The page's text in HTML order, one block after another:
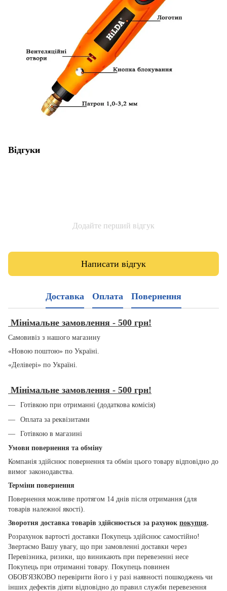
Відгуки
Додайте перший відгук
Написати відгук
Доставка Оплата Повернення
Мінімальне замовлення - 500 грн!
Самовивіз з нашого магазину
«Новою поштою» по Україні.
«Делівері» по Україні.
Мінімальне замовлення - 500 грн!
Готівкою при отриманні (додаткова комісія)
Оплата за реквізитами
Готівкою в магазині
Умови повернення та обміну
Компанія здійснює повернення та обмін цього товару відповідно до
вимог законодавства.
Терміни повернення
Повернення можливе протягом 14 днів після отримання (для
товарів належної якості).
Зворотня доставка товарів здійснюється за рахунок покупця.
Розрахунок вартості доставки Покупець здійснює самостійно!
Звертаємо Вашу увагу, що при замовленні доставки через
Перевізника, ризики, що виникають при перевезенні несе
Покупець при отриманні товару. Покупець повинен
ОБОВ'ЯЗКОВО перевірити його і у разі наявності пошкоджень чи
інших дефектів діяти відповідно до правил служби перевезення